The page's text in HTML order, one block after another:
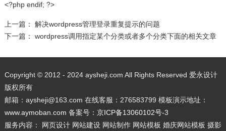
<?php endif; ?>
上一篇：
解决wordpress管理登录重复提示的问题
下一篇：
wordpress调用指定某个分类或者多个分类下面的相关文章
Copyright © 2012 - 2024 aysheji.com All Rights Reserved 爱永设计
版权所有
邮箱：aysheji@163.com 在线客服：276583799 模板演示地址：
www.aymoban.com 备案号： 京ICP备13060102号-3
服务内容： 网页设计 网站建设 网站制作 网站模板 婚庆网站模板 摄影